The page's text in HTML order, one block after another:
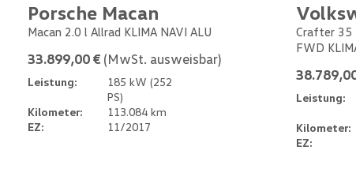
Porsche Macan
Macan 2.0 l Allrad KLIMA NAVI ALU
33.899,00 € (MwSt. ausweisbar)
Leistung:
185 kW (252
PS)
Kilometer:
113.084 km
EZ:
11/2017
Crafter 35
FWD
Leistung:
Kilometer:
EZ: